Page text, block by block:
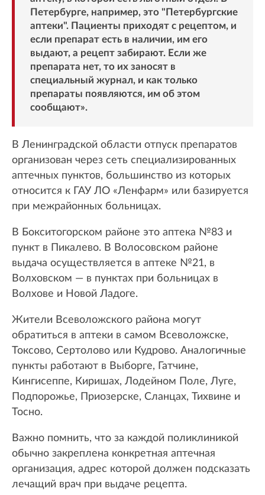
Петербурге, например, это "Петербургские
аптеки". Пациенты приходят с рецептом, и
если препарат есть в наличии, им его
выдают, а рецепт забирают. Если же
препарата нет, то их заносят в
специальный журнал, и как только
препараты появляются, им об этом
сообщают».
В Ленинградской области отпуск препаратов
организован через сеть специализированных
аптечных пунктов, большинство из которых
относится к ГАУ ЛО «Ленфарм» или базируется
при межрайонных больницах.
В Бокситогорском районе это аптека №83 и
пункт в Пикалево. В Волосовском районе
выдача осуществляется в аптеке №21, в
Волховском — в пунктах при больницах в
Волхове и Новой Ладоге.
Жители Всеволожского района могут
обратиться в аптеки в самом Всеволожске,
Токсово, Сертолово или Кудрово. Аналогичные
пункты работают в Выборге, Гатчине,
Кингисеппе, Киришах, Лодейном Поле, Луге,
Подпорожье, Приозерске, Сланцах, Тихвине и
Тосно.
Важно помнить, что за каждой поликлиникой
обычно закреплена конкретная аптечная
организация, адрес которой должен подсказать
лечащий врач при выдаче рецепта.